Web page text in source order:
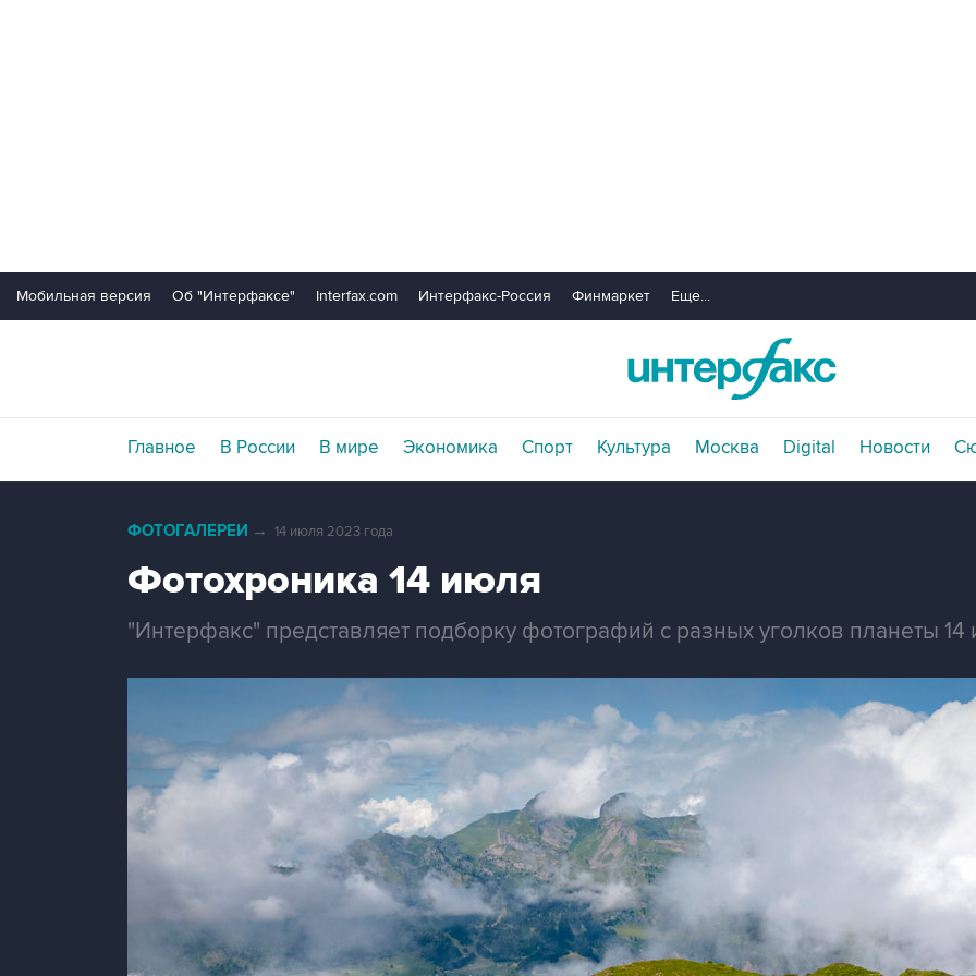
Мобильная версия Об "Интерфаксе" Interfax.com Интерфакс-Россия Финмаркет Еще...
Главное В России В мире Экономика Спорт Культура Москва Digital Новости
ФОТОГАЛЕРЕИ → 14 июля 2023 года
Фотохроника 14 июля
"Интерфакс" представляет подборку фотографий с разных уголков планеты 14